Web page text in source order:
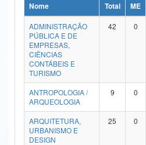
Ministério da Ciência, Tecnologia, Inovações
Ministério do Meio Ambiente
Ministério do Turismo
Ministério do Desenvolvimento Regional
Controladoria-Geral da União
Ministério da Mulher, da Família e dos Direitos
Nome Total ME
ADMINISTRAÇÃO
PÚBLICA E DE
EMPRESAS,
CIÊNCIAS
CONTÁBEIS E
TURISMO
42 0
ANTROPOLOGIA /
ARQUEOLOGIA
9 0
ARQUITETURA,
URBANISMO E
DESIGN
25 0